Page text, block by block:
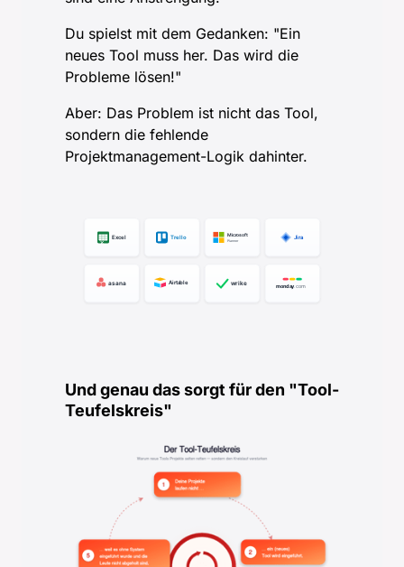
Du spielst mit dem Gedanken: "Ein
neues Tool muss her. Das wird die
Probleme lösen!"
Aber: Das Problem ist nicht das Tool,
sondern die fehlende
Projektmanagement-Logik dahinter.
Und genau das sorgt für den "Tool-
Teufelskreis"